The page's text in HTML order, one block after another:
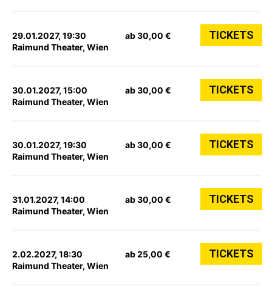
29.01.2027, 19:30
Raimund Theater, Wien
ab 30,00 € TICKETS
30.01.2027, 15:00
Raimund Theater, Wien
ab 30,00 € TICKETS
30.01.2027, 19:30
Raimund Theater, Wien
ab 30,00 € TICKETS
31.01.2027, 14:00
Raimund Theater, Wien
ab 30,00 € TICKETS
2.02.2027, 18:30
Raimund Theater, Wien
ab 25,00 € TICKETS